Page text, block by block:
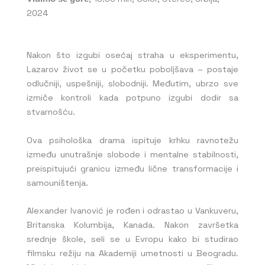
2024
Nakon što izgubi osećaj straha u eksperimentu,
Lazarov život se u početku poboljšava – postaje
odlučniji, uspešniji, slobodniji. Međutim, ubrzo sve
izmiče kontroli kada potpuno izgubi dodir sa
stvarnošću.
Ova psihološka drama ispituje krhku ravnotežu
između unutrašnje slobode i mentalne stabilnosti,
preispitujući granicu između lične transformacije i
samouništenja.
Alexander Ivanović je rođen i odrastao u Vankuveru,
Britanska Kolumbija, Kanada. Nakon završetka
srednje škole, seli se u Evropu kako bi studirao
filmsku režiju na Akademiji umetnosti u Beogradu.